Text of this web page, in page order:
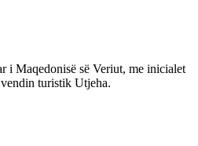
i Maqedonisë së Veriut, me inicialet
turistik Utjeha.